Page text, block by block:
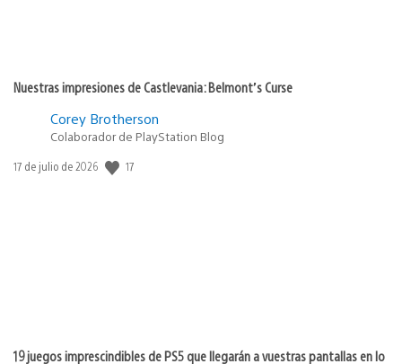
Nuestras impresiones de Castlevania: Belmont’s Curse
Corey Brotherson
Colaborador de PlayStation Blog
Fecha
17 de julio de 2026 17
19 juegos imprescindibles de PS5 que llegarán a vuestras pantallas en lo